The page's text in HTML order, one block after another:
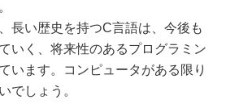
長い歴史を持つC言語は、今後も
いく、将来性のあるプログラミン
います。コンピュータがある限り
でしょう。